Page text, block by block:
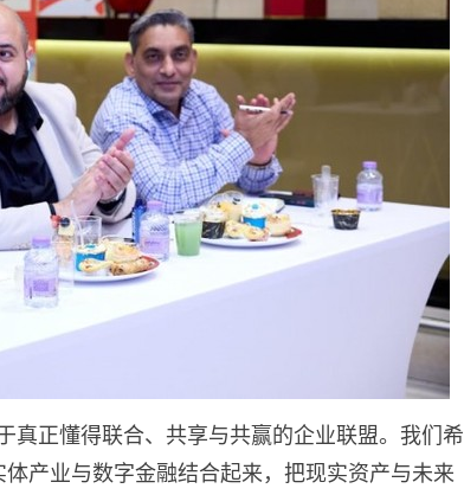
真正懂得联合、共享与共赢的企业联盟。我们希
产业与数字金融结合起来，把现实资产与未来